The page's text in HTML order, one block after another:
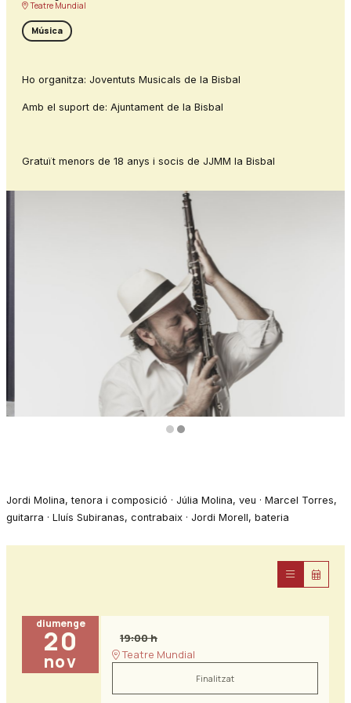
Teatre Mundial
Música
Ho organitza: Joventuts Musicals de la Bisbal
Amb el suport de: Ajuntament de la Bisbal
Gratuït menors de 18 anys i socis de JJMM la Bisbal
Jordi Molina, tenora i composició · Júlia Molina, veu · Marcel Torres,
guitarra · Lluís Subiranas, contrabaix · Jordi Morell, bateria
diumenge
20
nov
19:00 h
Teatre Mundial
Finalitzat